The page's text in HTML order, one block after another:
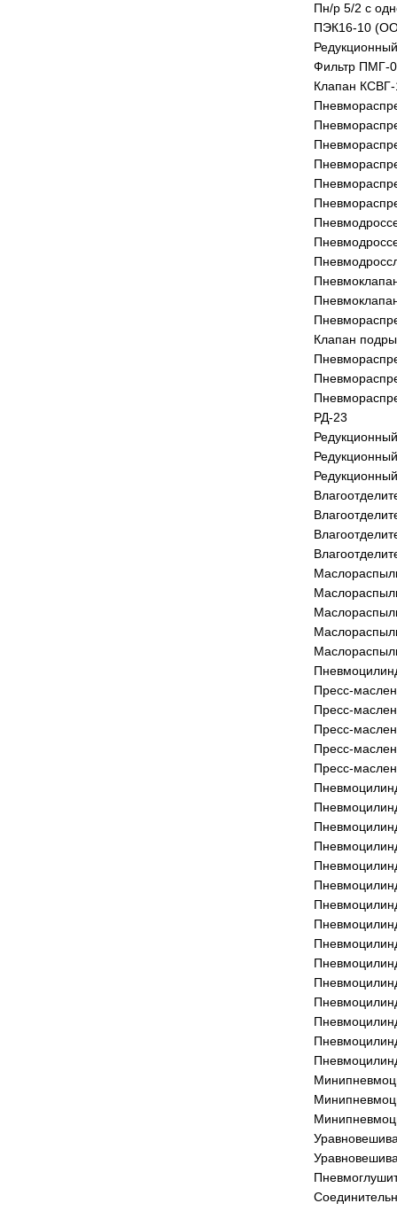
Пн/р 5/2 с
ПЭК16-10
Фильтр ПМГ-
Клапан
Клапан
РД-23
Пресс-
Пресс-
Пресс-
Пресс-
Пресс-